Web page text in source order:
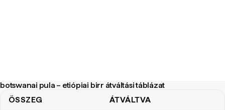
botswanai pula – etiópiai birr átváltási táblázat
ÖSSZEG ÁTVÁLTVA